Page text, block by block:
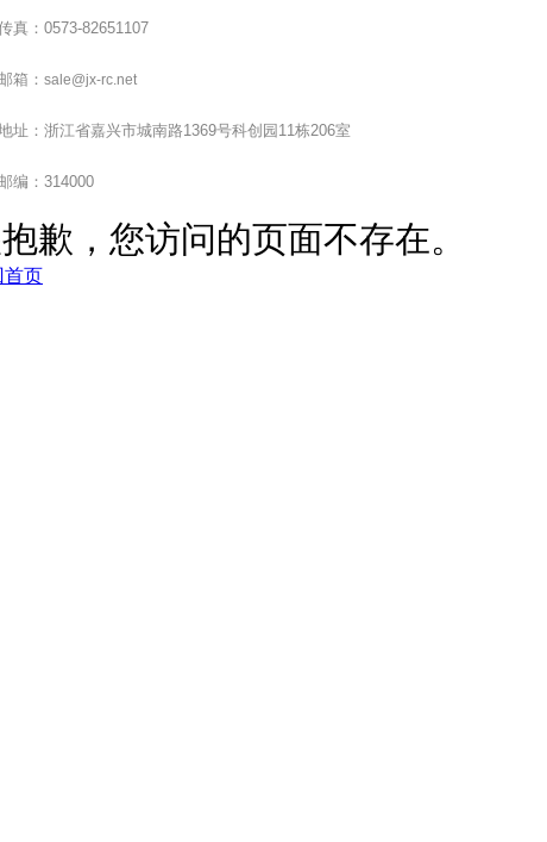
真：0573-82651107
箱： sale@jx-rc.net
址：浙江省嘉兴市城南路1369号科创园11栋206室
编：314000